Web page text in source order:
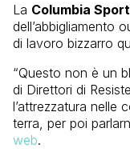
La Columbia
dell’abbigliamento
di lavoro bizzarro
“Questo non è un
di Direttori di
l’attrezzatura nelle
terra, per poi
web.